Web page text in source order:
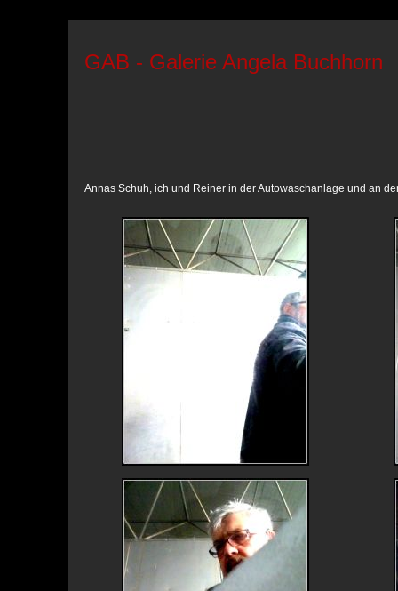
GAB - Galerie Angela Buchhorn
Annas Schuh, ich und Reiner in der Autowaschanlage und an